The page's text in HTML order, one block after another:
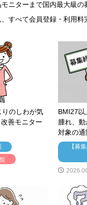
ニターまで国内最大級の
、すべて会員登録・利用料
のしわが気
善モニター
BMI27以
腫れ、
対象の
【募